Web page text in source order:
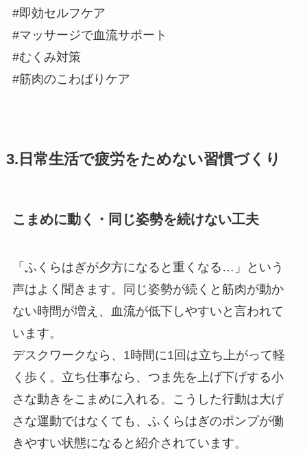
#即効セルフケア
#マッサージで血流サポート
#むくみ対策
#筋肉のこわばりケア
3.日常生活で疲労をためない習慣づくり
こまめに動く・同じ姿勢を続けない工夫
「ふくらはぎが夕方になると重くなる…」という
声はよく聞きます。同じ姿勢が続くと筋肉が動か
ない時間が増え、血流が低下しやすいと言われて
います。
デスクワークなら、1時間に1回は立ち上がって軽
く歩く。立ち仕事なら、つま先を上げ下げする小
さな動きをこまめに入れる。こうした行動は大げ
さな運動ではなくても、ふくらはぎのポンプが働
きやすい状態になると紹介されています。